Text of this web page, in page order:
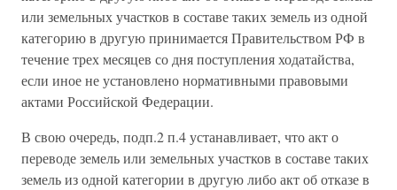
или земельных участков в составе таких земель из одной
категорию в другую принимается Правительством РФ в
течение трех месяцев со дня поступления ходатайства,
если иное не установлено нормативными правовыми
актами Российской Федерации.
В свою очередь, подп.2 п.4 устанавливает, что акт о
переводе земель или земельных участков в составе таких
земель из одной категории в другую либо акт об отказе в